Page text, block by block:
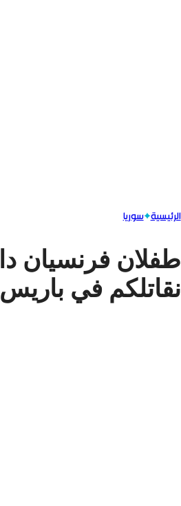
الرئيسية سوريا
طفلان فرنسيان
نقاتلكم في